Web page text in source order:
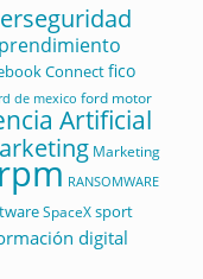
Connectfico
de mexico ford motor
Artificial
Marketing
RANSOMWARE
SpaceXsport
digital